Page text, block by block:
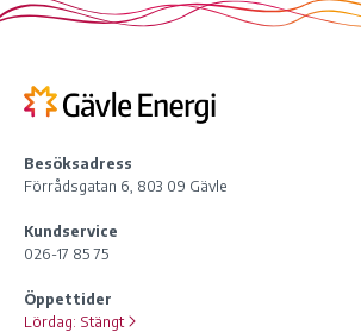
Besöksadress
Förrådsgatan 6, 803 09 Gävle
Kundservice
026-17 85 75
Öppettider
Lördag: Stängt